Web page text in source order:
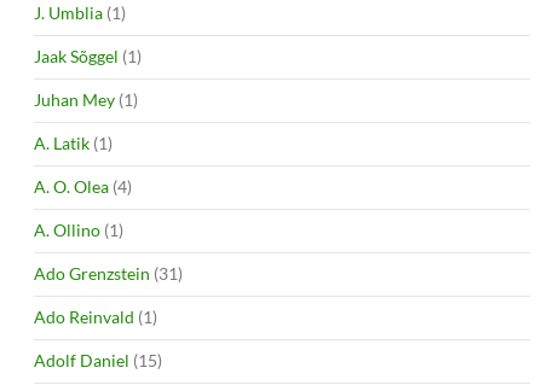
J. Umblia (1)
Jaak Sõggel (1)
Juhan Mey (1)
A. Latik (1)
A. O. Olea (4)
A. Ollino (1)
Ado Grenzstein (31)
Ado Reinvald (1)
Adolf Daniel (15)